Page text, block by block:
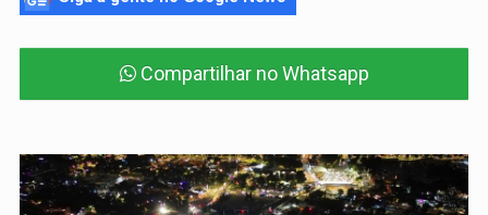
Compartilhar no Whatsapp